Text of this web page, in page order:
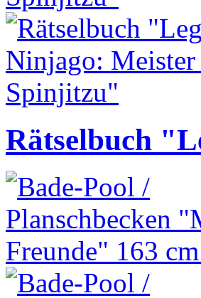
Rätselbuch